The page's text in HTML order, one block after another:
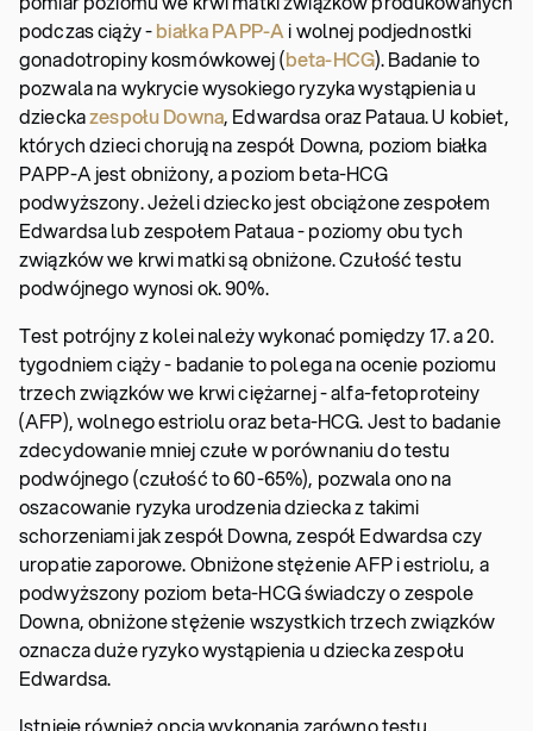
podczas ciąży -białka PAPP-Ai wolnej podjednostki
gonadotropiny kosmówkowej (beta-HCG). Badanie to
pozwala na wykrycie wysokiego ryzyka wystąpienia u
dzieckazespołu Downa, Edwardsa oraz Pataua. U kobiet,
których dzieci chorują na zespół Downa, poziom białka
PAPP-A jest obniżony, a poziom beta-HCG
podwyższony. Jeżeli dziecko jest obciążone zespołem
Edwardsa lub zespołem Pataua - poziomy obu tych
związków we krwi matki są obniżone. Czułość testu
podwójnego wynosi ok. 90%.
Test potrójny z kolei należy wykonać pomiędzy 17. a 20.
tygodniem ciąży - badanie to polega na ocenie poziomu
trzech związków we krwi ciężarnej - alfa-fetoproteiny
(AFP), wolnego estriolu oraz beta-HCG. Jest to badanie
zdecydowanie mniej czułe w porównaniu do testu
podwójnego (czułość to 60-65%), pozwala ono na
oszacowanie ryzyka urodzenia dziecka z takimi
schorzeniami jak zespół Downa, zespół Edwardsa czy
uropatie zaporowe. Obniżone stężenie AFP i estriolu, a
podwyższony poziom beta-HCG świadczy o zespole
Downa, obniżone stężenie wszystkich trzech związków
oznacza duże ryzyko wystąpienia u dziecka zespołu
Edwardsa.